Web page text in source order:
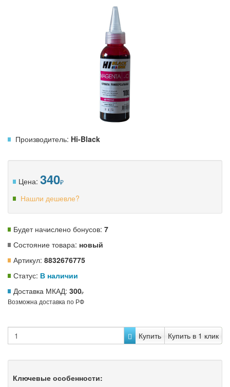
Производитель: Hi-Black
Цена: 340
Нашли дешевле?
Будет начислено бонусов: 7
Состояние товара: новый
Артикул: 8832676775
Статус: В наличии
Доставка МКАД: 300
Возможна доставка по РФ
Купить Купить в 1 клик
Ключевые особенности: